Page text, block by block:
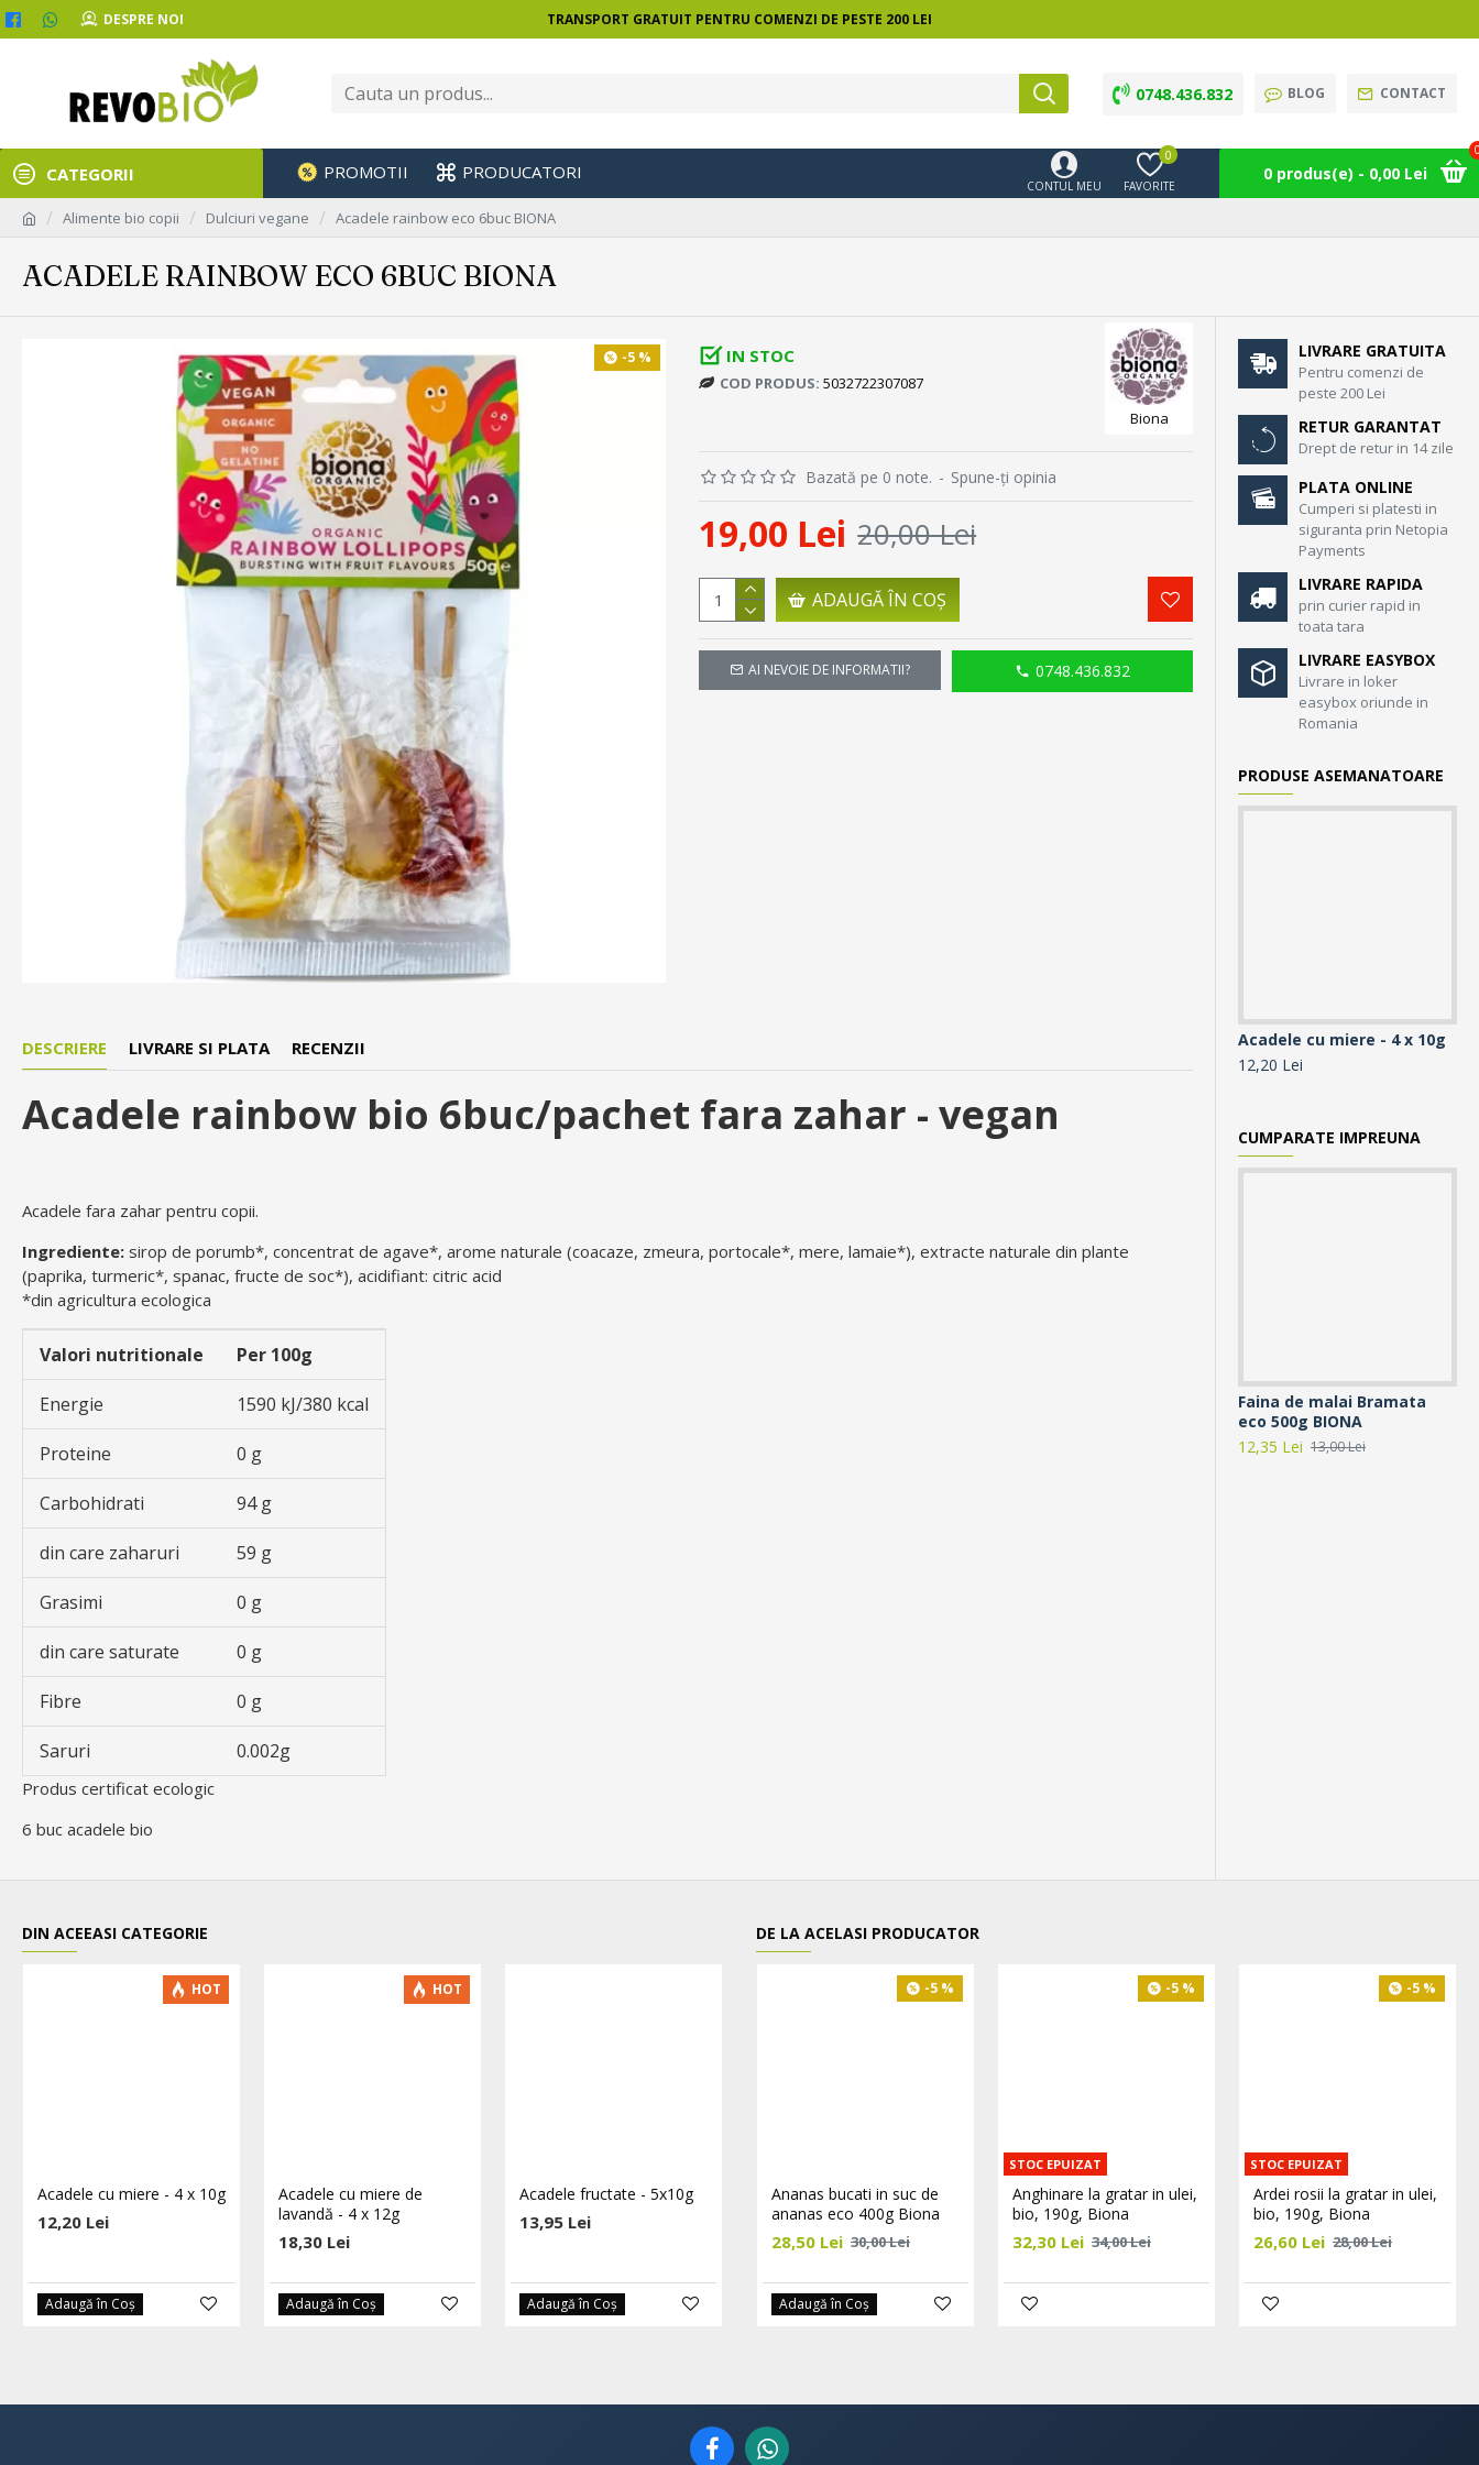
DESPRE NOI TRANSPORT GRATUIT PENTRU COMENZI DE PESTE 200 LEI
0748.436.832 BLOG CONTACT
CATEGORII PROMOTII PRODUCATORI
CONTUL MEU FAVORITE
0
0 produs(e) - 0,00 Lei
Alimente bio copii Dulciuri vegane Acadele rainbow eco 6buc BIONA
ACADELE RAINBOW ECO 6BUC BIONA
-5 % IN STOC
COD PRODUS: 5032722307087
Biona
Bazată pe 0 note. - Spune-ţi opinia
19,00 Lei 20,00 Lei
ADAUGĂ ÎN COŞ
AI NEVOIE DE INFORMATII? 0748.436.832
DESCRIERE LIVRARE SI PLATA RECENZII
Acadele rainbow bio 6buc/pachet fara zahar - vegan
Acadele fara zahar pentru copii.
Ingrediente: sirop de porumb*, concentrat de agave*, arome naturale (coacaze, zmeura, portocale*, mere, lamaie*), extracte naturale din plante
(paprika, turmeric*, spanac, fructe de soc*), acidifiant: citric acid
*din agricultura ecologica
Valori nutritionale Per 100g
Energie 1590 kJ/380 kcal
Proteine 0 g
Carbohidrati 94 g
din care zaharuri 59 g
Grasimi 0 g
din care saturate 0 g
Fibre 0 g
Saruri 0.002g
Produs certificat ecologic
6 buc acadele bio
LIVRARE GRATUITA
Pentru comenzi de
peste 200 Lei
RETUR GARANTAT
Drept de retur in 14 zile
PLATA ONLINE
Cumperi si platesti in
siguranta prin Netopia
Payments
LIVRARE RAPIDA
prin curier rapid in
toata tara
LIVRARE EASYBOX
Livrare in loker
easybox oriunde in
Romania
PRODUSE ASEMANATOARE
Acadele cu miere - 4 x 10g
12,20 Lei
CUMPARATE IMPREUNA
Faina de malai Bramata
eco 500g BIONA
12,35 Lei 13,00 Lei
DIN ACEEASI CATEGORIE
HOT
Acadele cu miere - 4 x 10g
12,20 Lei
Adaugă în Coş
HOT
Acadele cu miere de
lavandă - 4 x 12g
18,30 Lei
Adaugă în Coş
Acadele fructate - 5x10g
13,95 Lei
Adaugă în Coş
-5 %
Bomboane cu miere de
Manuka MGO +150 eco
30g HOYER
Adaugă în Coş
Caramele aroma caramel si
curmale, bio, 150g, Super
Fudgio
Adaugă în Coş
DE LA ACELASI PRODUCATOR
-5 %
Ananas bucati in suc de
ananas eco 400g Biona
28,50 Lei 30,00 Lei
Adaugă în Coş
-5 %
STOC EPUIZAT
Anghinare la gratar in ulei,
bio, 190g, Biona
32,30 Lei 34,00 Lei
-5 %
STOC EPUIZAT
Ardei rosii la gratar in ulei,
bio, 190g, Biona
26,60 Lei 28,00 Lei